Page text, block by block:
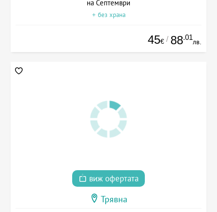
на Септември
+ без храна
45€ / 88.01
лв.
виж офертата
Трявна